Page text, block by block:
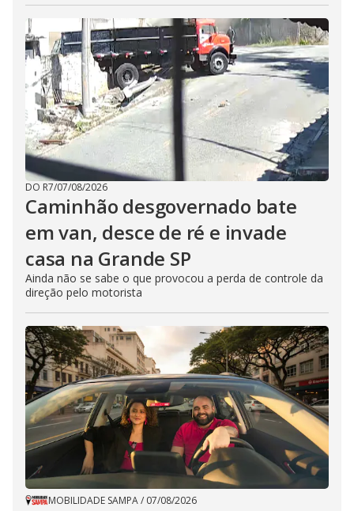
DO R7/07/08/2026
Caminhão desgovernado bate
em van, desce de ré e invade
casa na Grande SP
Ainda não se sabe o que provocou a perda de controle da
direção pelo motorista
MOBILIDADE SAMPA/ 07/08/2026